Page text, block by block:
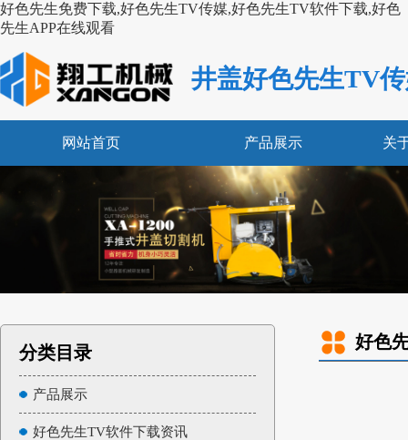
好色先生免费下载,好色先生TV传媒,好色先生TV软件下载,好色
先生APP在线观看
井盖好色先生TV
网站首页 产品展示 关
分类目录
产品展示
好色先生TV软件下载资讯
好色